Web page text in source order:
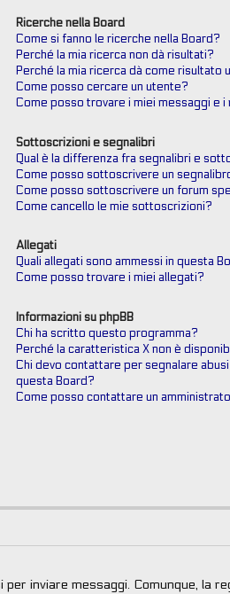
Ricerche nella Board
Come si fanno le ricerche nella Board?
Perché la mia ricerca non dà risultati?
Perché la mia ricerca dà come risultato
Come posso cercare un utente?
Come posso trovare i miei messaggi e i
Sottoscrizioni e segnalibri
Qual è la differenza fra segnalibri e
Come posso sottoscrivere un
Come posso sottoscrivere un forum
Come cancello le mie sottoscrizioni?
Allegati
Quali allegati sono ammessi in questa
Come posso trovare i miei allegati?
Informazioni su phpBB
Chi ha scritto questo programma?
Perché la caratteristica X non è
Chi devo contattare per segnalare
questa Board?
Come posso contattare un
inviare messaggi. Comunque, la